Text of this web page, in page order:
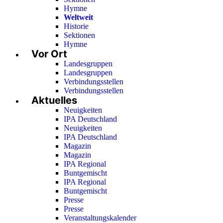
Hymne
Weltweit
Historie
Sektionen
Hymne
Vor Ort
Landesgruppen
Landesgruppen
Verbindungsstellen
Verbindungsstellen
Aktuelles
Neuigkeiten
IPA Deutschland
Neuigkeiten
IPA Deutschland
Magazin
Magazin
IPA Regional
Buntgemischt
IPA Regional
Buntgemischt
Presse
Presse
Veranstaltungskalender